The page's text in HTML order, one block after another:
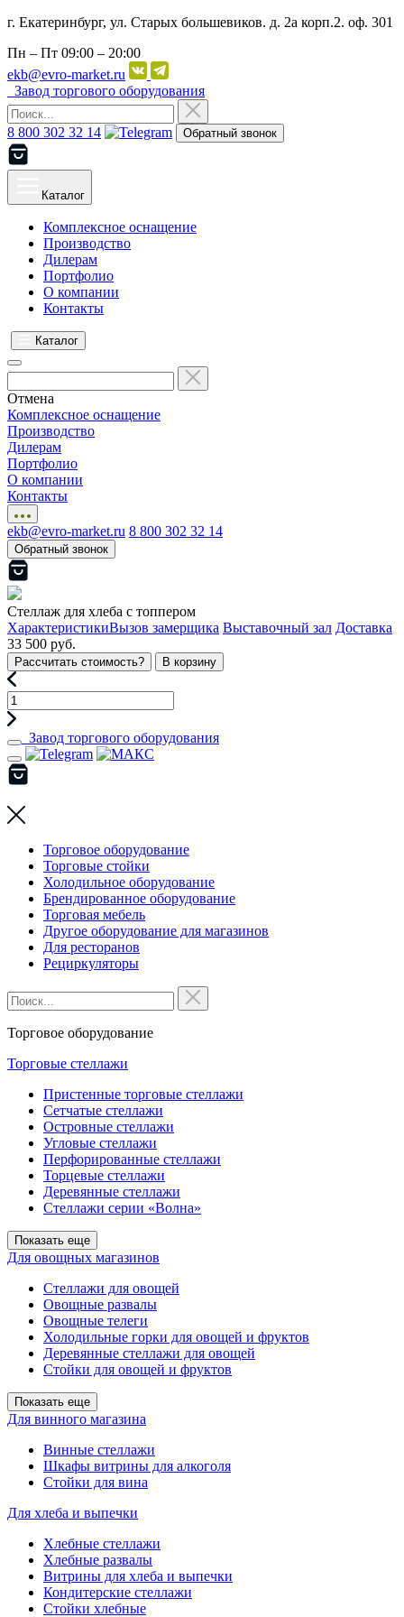
г. Екатеринбург, ул. Старых большевиков. д. 2а корп.2. оф. 301
Пн – Пт 09:00 – 20:00
ekb@evro-market.ru
Завод торгового оборудования
8 800 302 32 14 Обратный звонок
Каталог
Комплексное оснащение
Производство
Дилерам
Портфолио
О компании
Контакты
Каталог
Отмена
Комплексное оснащение
Производство
Дилерам
Портфолио
О компании
Контакты
ekb@evro-market.ru 8 800 302 32 14
Обратный звонок
Стеллаж для хлеба с топпером
ХарактеристикиВызов замерщика Выставочный зал Доставка
33 500 руб.
Рассчитать стоимость? В корзину
Завод торгового оборудования
Торговое оборудование
Торговые стойки
Холодильное оборудование
Брендированное оборудование
Торговая мебель
Другое оборудование для магазинов
Для ресторанов
Рециркуляторы
Торговое оборудование
Торговые стеллажи
Пристенные торговые стеллажи
Сетчатые стеллажи
Островные стеллажи
Угловые стеллажи
Перфорированные стеллажи
Торцевые стеллажи
Деревянные стеллажи
Стеллажи серии «Волна»
Показать еще
Для овощных магазинов
Стеллажи для овощей
Овощные развалы
Овощные телеги
Холодильные горки для овощей и фруктов
Деревянные стеллажи для овощей
Стойки для овощей и фруктов
Показать еще
Для винного магазина
Винные стеллажи
Шкафы витрины для алкоголя
Стойки для вина
Для хлеба и выпечки
Хлебные стеллажи
Хлебные развалы
Витрины для хлеба и выпечки
Кондитерские стеллажи
Стойки хлебные